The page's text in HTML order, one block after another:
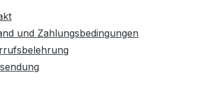
und Zahlungsbedingungen